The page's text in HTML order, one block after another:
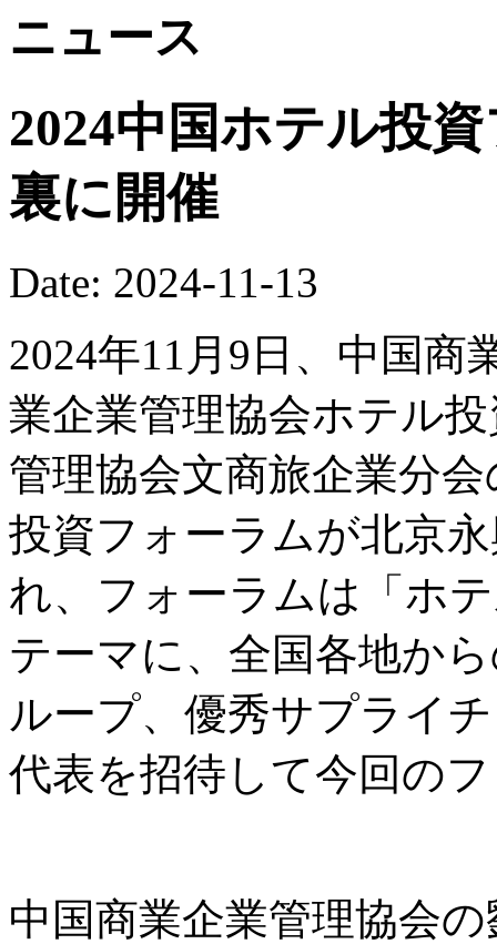
ニュース
2024中国ホテル投
裏に開催
Date: 2024-11-13
2024年11月9日、中国商
業企業管理協会ホテル
管理協会文商旅企業分
投資フォーラムが北京
れ、フォーラムは「ホ
テーマに、全国各地か
ループ、優秀サプライ
代表を招待して今回の
中国商業企業管理協会